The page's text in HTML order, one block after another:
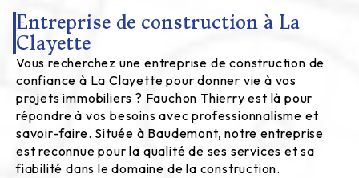
Entreprise de construction à La
Clayette
Vous recherchez une entreprise de construction de
confiance à La Clayette pour donner vie à vos
projets immobiliers ? Fauchon Thierry est là pour
répondre à vos besoins avec professionnalisme et
savoir-faire. Située à Baudemont, notre entreprise
est reconnue pour la qualité de ses services et sa
fiabilité dans le domaine de la construction.